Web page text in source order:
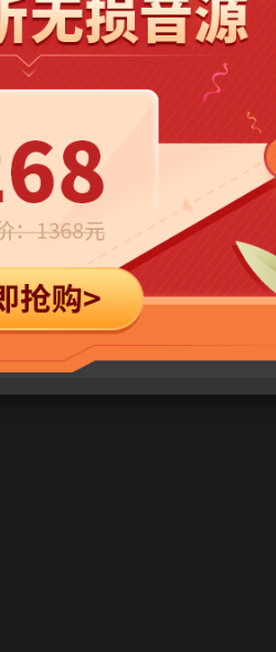
免费
未登录！建议登陆后购买，可保存购买订单